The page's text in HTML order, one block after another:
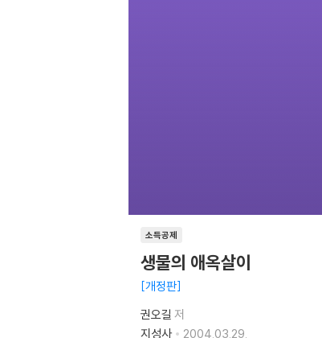
소득공제
생물의 애옥살이
개정판
권오길 저
지성사
2004.03.29.